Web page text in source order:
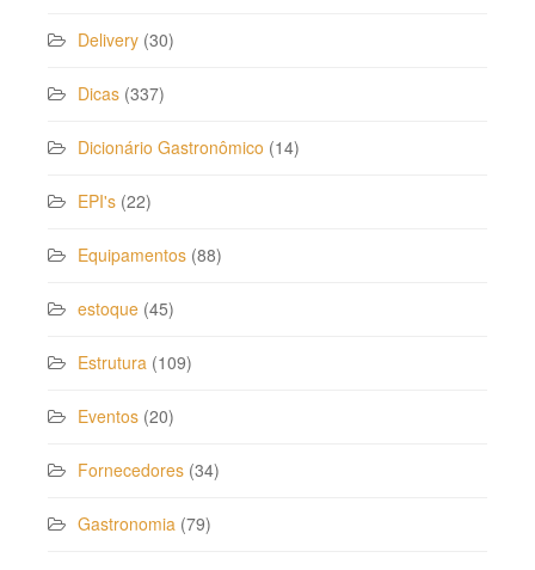
Delivery (30)
Dicas (337)
Dicionário Gastronômico (14)
EPI's (22)
Equipamentos (88)
estoque (45)
Estrutura (109)
Eventos (20)
Fornecedores (34)
Gastronomia (79)